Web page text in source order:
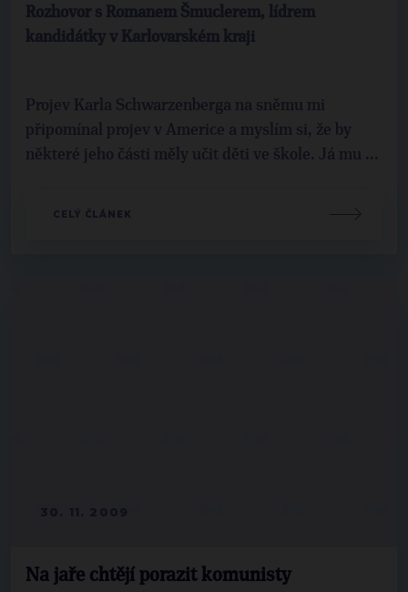
Rozhovor s Romanem Šmuclerem, lídrem
kandidátky v Karlovarském kraji
Projev Karla Schwarzenberga na sněmu mi
připomínal projev v Americe a myslím si, že by
některé jeho části měly učit děti ve škole. Já mu ...
CELÝ ČLÁNEK
Na jaře chtějí porazit komunisty